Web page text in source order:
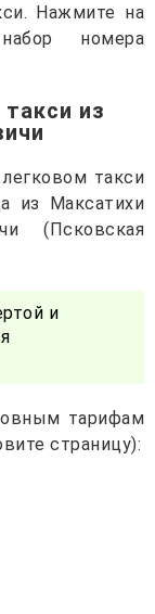
Нажмите на
номера
из
такси
из Максатихи
(Псковская
и
тарифам
страницу):